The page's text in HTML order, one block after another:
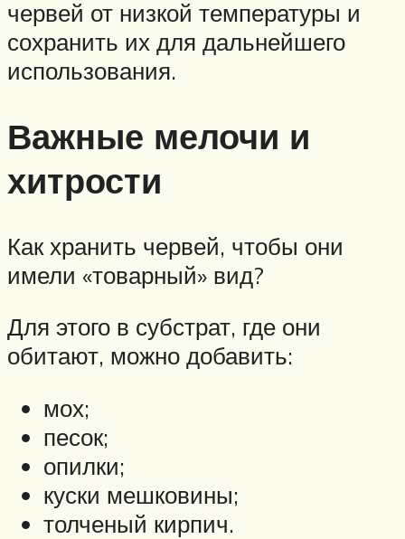
червей от низкой температуры и
сохранить их для дальнейшего
использования.
Важные мелочи и
хитрости
Как хранить червей, чтобы они
имели «товарный» вид?
Для этого в субстрат, где они
обитают, можно добавить:
мох;
песок;
опилки;
куски мешковины;
толченый кирпич.